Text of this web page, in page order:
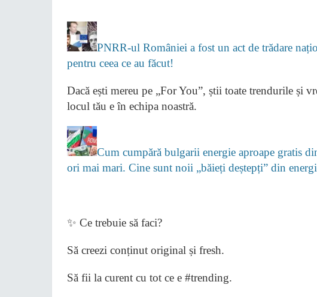
PNRR-ul României a fost un act de trădare
pentru ceea ce au făcut!
Dacă ești mereu pe „For You”, știi toate trendurile și
locul tău e în echipa noastră.
Cum cumpără bulgarii energie aproape gratis
ori mai mari. Cine sunt noii „băieți deștepți” din
​✨ Ce trebuie să faci?
​Să creezi conținut original și fresh.
​Să fii la curent cu tot ce e #trending.